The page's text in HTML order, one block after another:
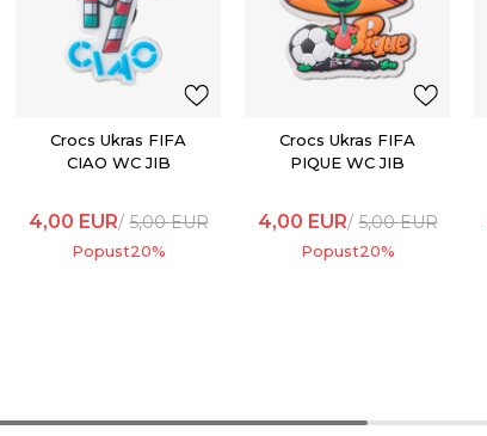
Crocs Ukras FIFA
CIAO WC JIB
4,00 EUR 5,00EUR
Popust20%
Crocs Ukras FIFA
PIQUE WC JIB
4,00 EUR 5,00EUR
Popust20%